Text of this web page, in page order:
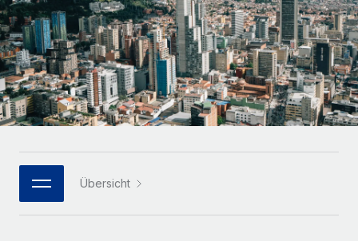
INFRASTRUKTUR
Remote Embedded
Nahtlose Integration der HR in bestehende Abläufe
Plattform
Integrierte HR-Kernfunktionen für dein Team
MCP
Integrationen
Mittelstand
Maßgeschneiderte HR-Lösungen, um Teams zu
vergrößern
Enterprise
Globale HR für Konzerne und Großunternehmen
PARTNER WERDEN
Flexible Einbettung von Global-HR-Funktionen in deine
LERNEN MIT REMOTE
Forschung und Leitfäden
Fallstudien
HR-Glossar
Bibliothek für Stellenbeschreibungen
Webinare
Español
Italiano
Português (Portugal)
한국어 Übersicht